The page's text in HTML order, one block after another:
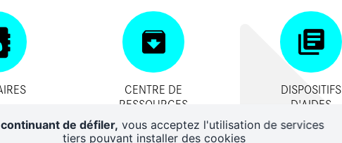
CENTRE DE
RESSOURCES
DISPOSITIFS
D'AIDES
continuant de défiler, vous acceptez l'utilisation de services
tiers pouvant installer des cookies